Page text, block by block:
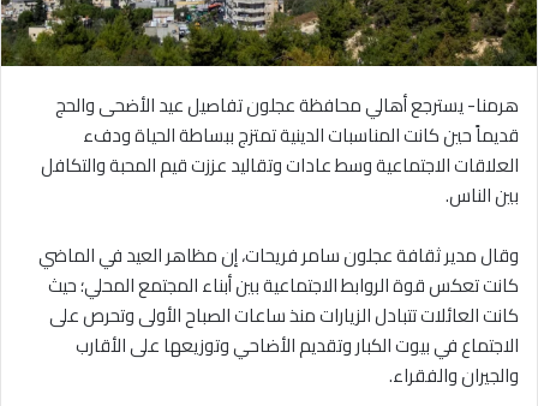
هرمنا- يسترجع أهالي محافظة عجلون تفاصيل عيد الأضحى والحج
قديماً حين كانت المناسبات الدينية تمتزج ببساطة الحياة ودفء
العلاقات الاجتماعية وسط عادات وتقاليد عززت قيم المحبة والتكافل
بين الناس.
وقال مدير ثقافة عجلون سامر فريحات، إن مظاهر العيد في الماضي
كانت تعكس قوة الروابط الاجتماعية بين أبناء المجتمع المحلي؛ حيث
كانت العائلات تتبادل الزيارات منذ ساعات الصباح الأولى وتحرص على
الاجتماع في بيوت الكبار وتقديم الأضاحي وتوزيعها على الأقارب
والجيران والفقراء.